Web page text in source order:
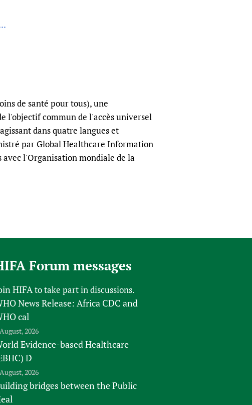
de santé pour tous), une
l'objectif commun de l'accès universel
dans quatre langues et
par Global Healthcare Information
l'Organisation mondiale de la
Forum messages
HIFAto take part in discussions.
News Release: Africa CDC and
cal
2026
Evidence-based Healthcare
D
2026
bridges between the Public